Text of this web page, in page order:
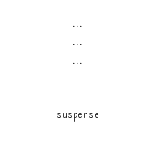
...
...
...
suspense